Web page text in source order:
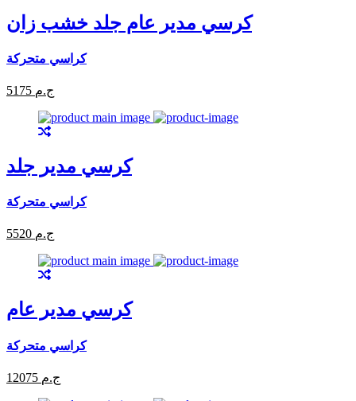
كرسي مدير عام جلد خشب زان
كراسي متحركة
5175 ج.م
كرسي مدير جلد
كراسي متحركة
5520 ج.م
كرسي مدير عام
كراسي متحركة
12075 ج.م